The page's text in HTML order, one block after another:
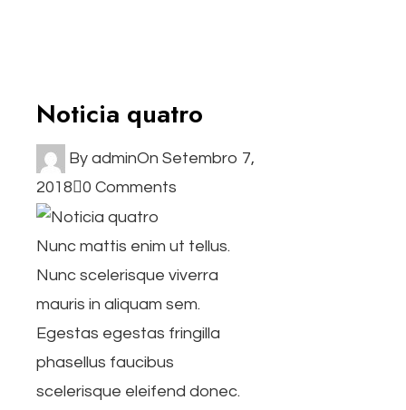
Noticia quatro
By adminOn Setembro 7,
2018
0 Comments
Nunc mattis enim ut tellus.
Nunc scelerisque viverra
mauris in aliquam sem.
Egestas egestas fringilla
phasellus faucibus
scelerisque eleifend donec.